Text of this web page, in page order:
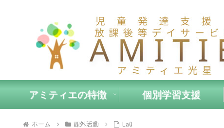
アミティエの特徴 個別学習支援
ホーム 課外活動 LaQ